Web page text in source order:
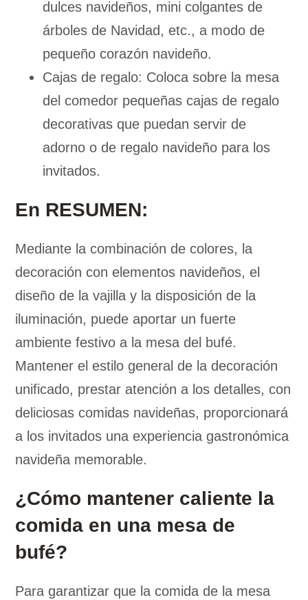
dulces navideños, mini colgantes de
árboles de Navidad, etc., a modo de
pequeño corazón navideño.
Cajas de regalo: Coloca sobre la mesa
del comedor pequeñas cajas de regalo
decorativas que puedan servir de
adorno o de regalo navideño para los
invitados.
En RESUMEN:
Mediante la combinación de colores, la
decoración con elementos navideños, el
diseño de la vajilla y la disposición de la
iluminación, puede aportar un fuerte
ambiente festivo a la mesa del bufé.
Mantener el estilo general de la decoración
unificado, prestar atención a los detalles, con
deliciosas comidas navideñas, proporcionará
a los invitados una experiencia gastronómica
navideña memorable.
¿Cómo mantener caliente la
comida en una mesa de
bufé?
Para garantizar que la comida de la mesa